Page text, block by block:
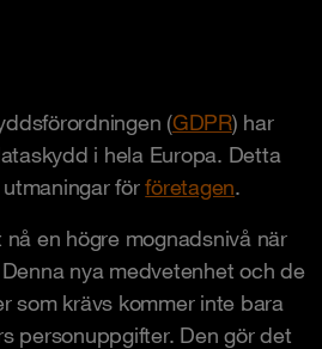
(GDPR) har
i hela Europa. Detta
förföretagen.
en högre mognadsnivå när
nya medvetenhet och de
som krävs kommer inte bara
personuppgifter. Den gör det